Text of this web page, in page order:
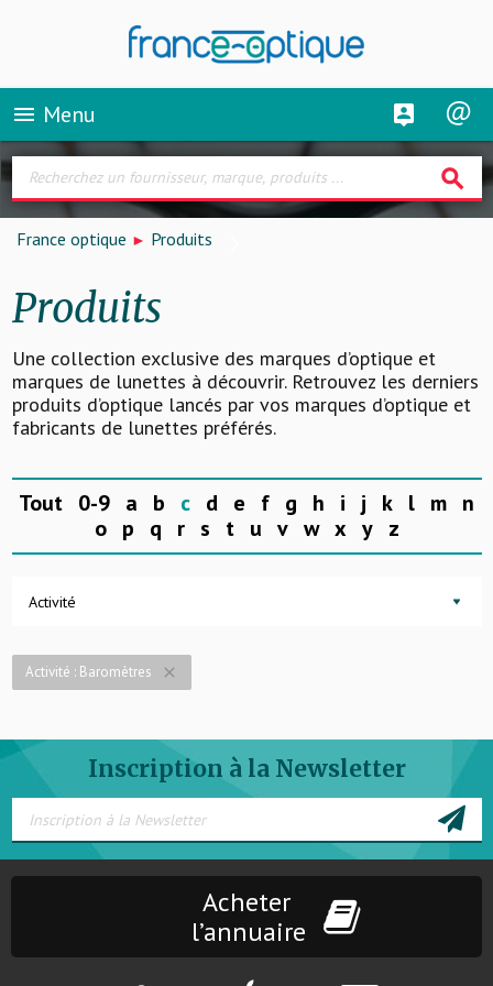
menu Menu
search
France optique Produits
Produits
Une collection exclusive des marques d’optique et
marques de lunettes à découvrir. Retrouvez les derniers
produits d’optique lancés par vos marques d’optique et
fabricants de lunettes préférés.
Tout 0-9 a b c d e f g h i j k l m n
o p q r s t u v w x y z
Activité
Activité : Baromètres close
Inscription à la Newsletter
Acheter
l’annuaire